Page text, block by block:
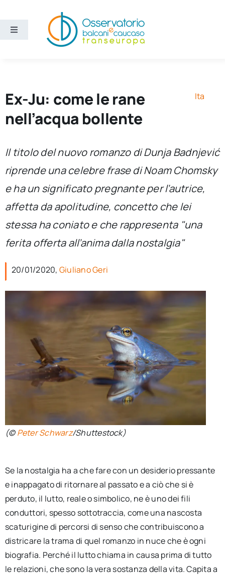
contenuto
Toggle
Ricerca e divulgazione
Sezioni
Chi siamo
per:
Ita
Ex-Ju: come le rane
nell’acqua bollente
Ita
Il titolo del nuovo romanzo di Dunja Badnjević
riprende una celebre frase di Noam Chomsky
e ha un significato pregnante per l’autrice,
affetta da apolitudine, concetto che lei
stessa ha coniato e che rappresenta "una
ferita offerta all’anima dalla nostalgia"
20/01/2020, Giuliano Geri
(©Peter Schwarz/Shuttestock)
Se la nostalgia ha a che fare con un desiderio pressante
e inappagato di ritornare al passato e a ciò che si è
perduto, il lutto, reale o simbolico, ne è uno dei fili
conduttori, spesso sottotraccia, come una nascosta
scaturigine di percorsi di senso che contribuiscono a
districare la trama di quel romanzo in nuce che è ogni
biografia. Perché il lutto chiama in causa prima di tutto
le relazioni, che sono la vera sostanza della vita. Capita a